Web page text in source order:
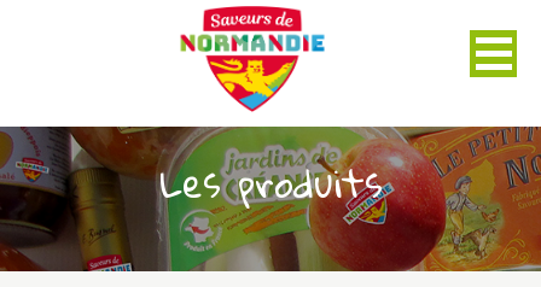
Les produits
Panneau de gestion des cookies